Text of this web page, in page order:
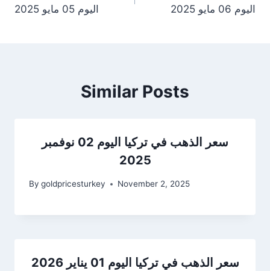
اليوم 05 مايو 2025
اليوم 06 مايو 2025
Similar Posts
سعر الذهب في تركيا اليوم 02 نوفمبر
2025
By goldpricesturkey November 2, 2025
سعر الذهب في تركيا اليوم 01 يناير 2026